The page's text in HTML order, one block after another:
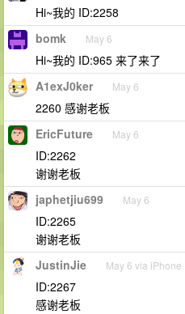
Hi~我的 ID:2258
bomk May 6
Hi~我的 ID:965 来了来了
A1exJ0ker May 6
2260 感谢老板
EricFuture May 6
ID:2262
谢谢老板
japhetjiu699 May 6
ID:2265
谢谢老板
JustinJie May 6 via iPhone
ID:2267
感谢老板